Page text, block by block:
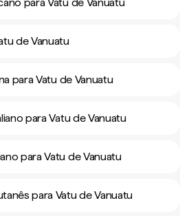
de Vanuatu
para Vatu de Vanuatu
para Vatu de Vanuatu
para Vatu de Vanuatu
para Vatu de Vanuatu